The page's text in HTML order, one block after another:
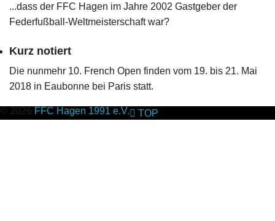
...dass der FFC Hagen im Jahre 2002 Gastgeber der
Federfußball-Weltmeisterschaft war?
Kurz notiert
Die nunmehr 10. French Open finden vom 19. bis 21. Mai
2018 in Eaubonne bei Paris statt.
© 2026 FFC Hagen 1991 e.V. TOP